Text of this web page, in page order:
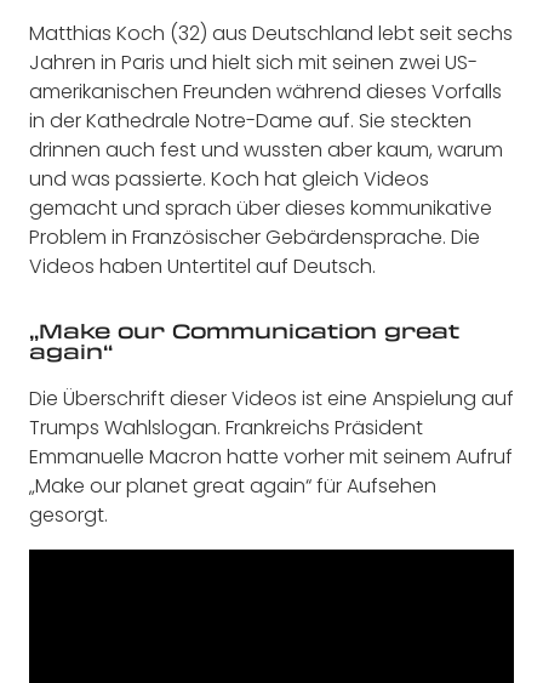
Matthias Koch (32) aus Deutschland lebt seit sechs
Jahren in Paris und hielt sich mit seinen zwei US-
amerikanischen Freunden während dieses Vorfalls
in der Kathedrale Notre-Dame auf. Sie steckten
drinnen auch fest und wussten aber kaum, warum
und was passierte. Koch hat gleich Videos
gemacht und sprach über dieses kommunikative
Problem in Französischer Gebärdensprache. Die
Videos haben Untertitel auf Deutsch.
„Make our Communication great
again“
Die Überschrift dieser Videos ist eine Anspielung auf
Trumps Wahlslogan. Frankreichs Präsident
Emmanuelle Macron hatte vorher mit seinem Aufruf
„Make our planet great again“ für Aufsehen
gesorgt.